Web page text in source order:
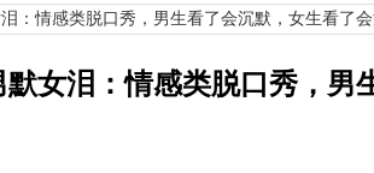
：情感类脱口秀，男生看了会沉默，女生看了
泪：情感类脱口秀，男